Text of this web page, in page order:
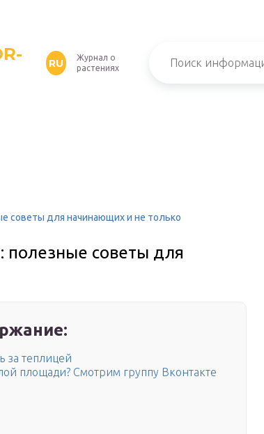
RU
Журнал о
растениях
советы для начинающих и не только
советы для
за теплицей
площади? Смотрим группу Вконтакте